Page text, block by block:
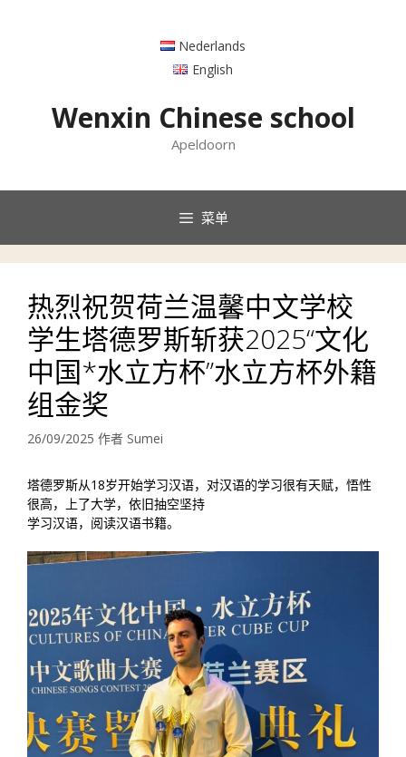
Nederlands
English
Wenxin Chinese school
Apeldoorn
菜单
热烈祝贺荷兰温馨中文学校
学生塔德罗斯斩获2025“文化
中国*水立方杯”水立方杯外籍
组金奖
26/09/2025 作者 Sumei
塔德罗斯从18岁开始学习汉语，对汉语的学习很有天赋，悟性
很高，上了大学，依旧抽空坚持
学习汉语，阅读汉语书籍。